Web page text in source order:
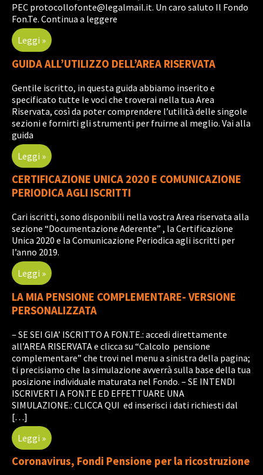
PEC protocollofonte@legalmail.it. Un caro saluto Il Fondo
Fon.Te. Continua a leggere
Leggi »
GUIDA ALL’UTILIZZO DELL’AREA RISERVATA
Gentile iscritto, in questa guida abbiamo inserito e
specificato tutte le voci che troverai nella tua Area
Riservata, così da poter comprendere l’utilità delle singole
sezioni e fornirti gli strumenti per fruirne al meglio. Vai alla
guida
Leggi »
CERTIFICAZIONE UNICA 2020 E COMUNICAZIONE
PERIODICA AGLI ISCRITTI
Cari iscritti, sono disponibili nella vostra Area riservata alla
sezione “Documentazione Aderente” , la Certificazione
Unica 2020 e la Comunicazione Periodica agli iscritti per
l’anno 2019.
Leggi »
LA MIA PENSIONE COMPLEMENTARE- VERSIONE
PERSONALIZZATA
– SE SEI GIA’ ISCRITTO A FON.TE.: accedi direttamente
all’AREA RISERVATA e clicca su “Calcolo pensione
complementare” che trovi nel menu a sinistra della pagina;
ti precisiamo che la simulazione avverrà sulla base della tua
posizione individuale maturata nel Fondo. – SE INTENDI
ISCRIVERTI A FON.TE ED EFFETTUARE UNA
SIMULAZIONE.: CLICCA QUI ed inserisci i dati richiesti dal
[…]
Leggi »
Coronavirus, Fondi Pensione per la ricostruzione